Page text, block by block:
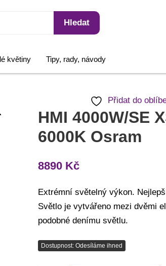
Hledat
květiny Tipy, rady, návody
Přidat do
HMI 4000W/SE
6000K Osram
8890 Kč
Extrémní světelný výkon.
Světlo je vytvářeno mezi dvěmi
podobné denímu světlu.
Dostupnost: Odesíláme ihned